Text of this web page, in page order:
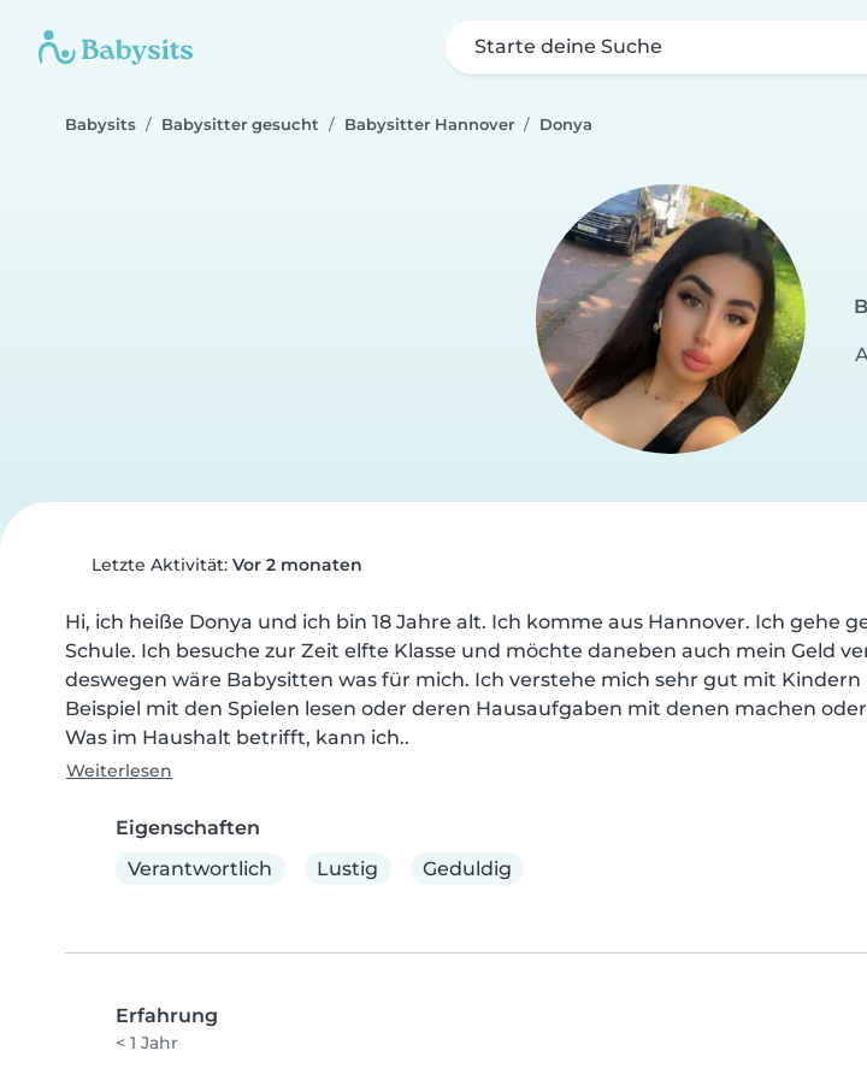
Starte deine Suche
Babysits Babysitter gesucht Babysitter Hannover Donya
Letzte Aktivität: Vor 2 monaten
Hi, ich heiße Donya und ich bin 18 Jahre alt. Ich komme aus Hannover. Ich gehe
Schule. Ich besuche zur Zeit elfte Klasse und möchte daneben auch mein Geld
deswegen wäre Babysitten was für mich. Ich verstehe mich sehr gut mit Kindern
Beispiel mit den Spielen lesen oder deren Hausaufgaben mit denen machen
Was im Haushalt betrifft, kann ich..
Weiterlesen
Eigenschaften
Verantwortlich
Lustig Geduldig
Erfahrung
< 1 Jahr